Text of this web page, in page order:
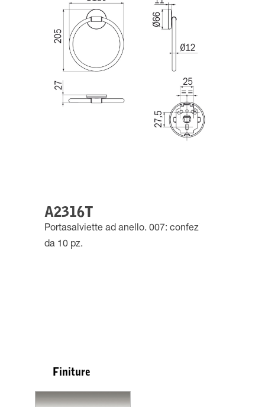
A2316T
Portasalviette ad anello. 007: confezione
da 10 pz.
Finiture